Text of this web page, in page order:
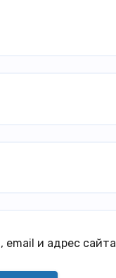
email и адрес